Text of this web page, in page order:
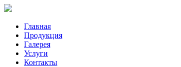
Главная
Продукция
Галерея
Услуги
Контакты